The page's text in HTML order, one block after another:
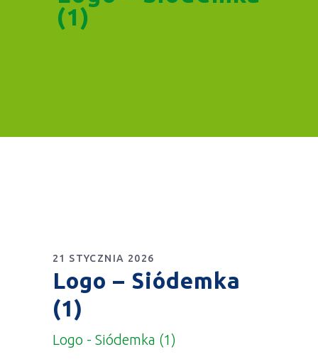
(1)
21 STYCZNIA 2026
Logo – Siódemka
(1)
Logo - Siódemka (1)